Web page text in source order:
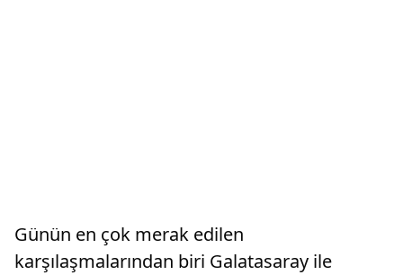
Günün en çok merak edilen
karşılaşmalarından biri Galatasaray ile